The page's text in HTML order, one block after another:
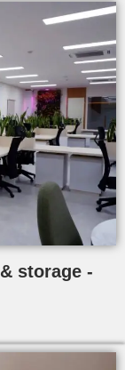
storage -